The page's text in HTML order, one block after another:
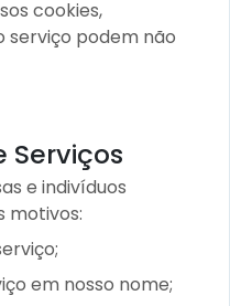
cookies,
serviço podem não
Serviços
e indivíduos
motivos:
em nosso nome;